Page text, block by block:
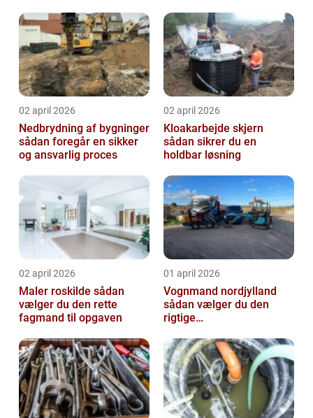
02 april 2026
Nedbrydning af bygninger
sådan foregår en sikker
og ansvarlig proces
02 april 2026
Kloakarbejde skjern
sådan sikrer du en
holdbar løsning
02 april 2026
Maler roskilde sådan
vælger du den rette
fagmand til opgaven
01 april 2026
Vognmand nordjylland
sådan vælger du den
rigtige